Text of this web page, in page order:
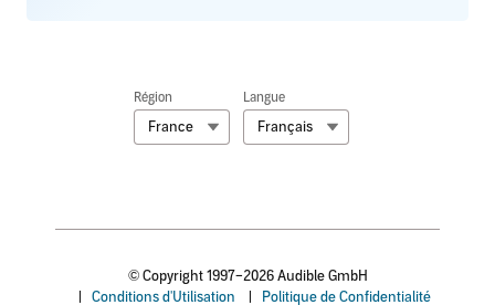
Région
France
Langue
Français
© Copyright 1997–2026 Audible GmbH
Conditions d'Utilisation
Politique de Confidentialité